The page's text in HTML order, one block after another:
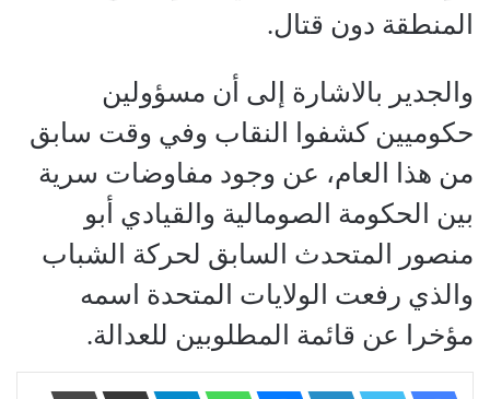
المنطقة دون قتال.
والجدير بالاشارة إلى أن مسؤولين
حكوميين كشفوا النقاب وفي وقت سابق
من هذا العام، عن وجود مفاوضات سرية
بين الحكومة الصومالية والقيادي أبو
منصور المتحدث السابق لحركة الشباب
والذي رفعت الولايات المتحدة اسمه
مؤخرا عن قائمة المطلوبين للعدالة.